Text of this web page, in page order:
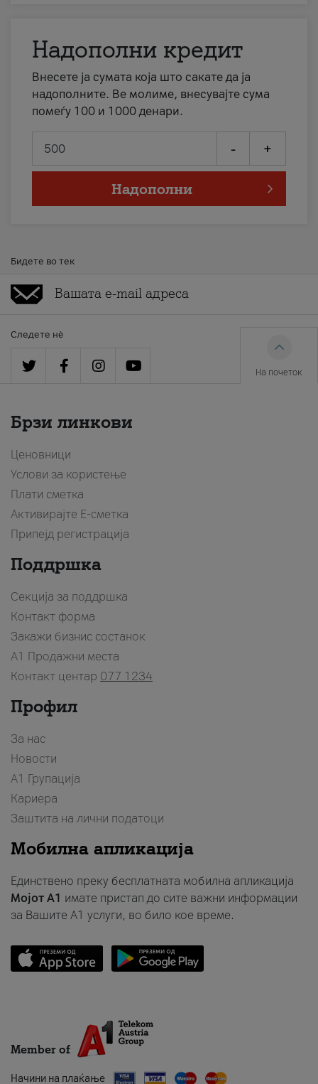
Надополни кредит
Внесете ја сумата која што сакате да ја
надополните. Ве молиме, внесувајте сума
помеѓу 100 и 1000 денари.
- +
Надополни
Бидете во тек
Следете нè
На почеток
Брзи линкови
Ценовници
Услови за користење
Плати сметка
Активирајте Е-сметка
Припејд регистрација
Поддршка
Секција за поддршка
Контакт форма
Закажи бизнис состанок
A1 Продажни места
Контакт центар 077 1234
Профил
За нас
Новости
А1 Групација
Кариера
Заштита на лични податоци
Мобилна апликација
Единствено преку бесплатната мобилна апликација
Мојот A1 имате пристап до сите важни информации
за Вашите A1 услуги, во било кое време.
Member of
Начини на плаќање